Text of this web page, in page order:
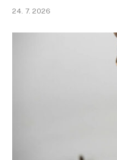
24. 7. 2026